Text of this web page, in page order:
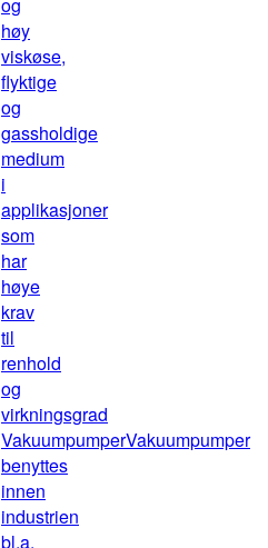
høy
viskøse,
flyktige
og
gassholdige
medium
i
applikasjoner
som
har
høye
krav
til
renhold
og
virkningsgrad
VakuumpumperVakuumpumper
benyttes
innen
industrien
bl.a.